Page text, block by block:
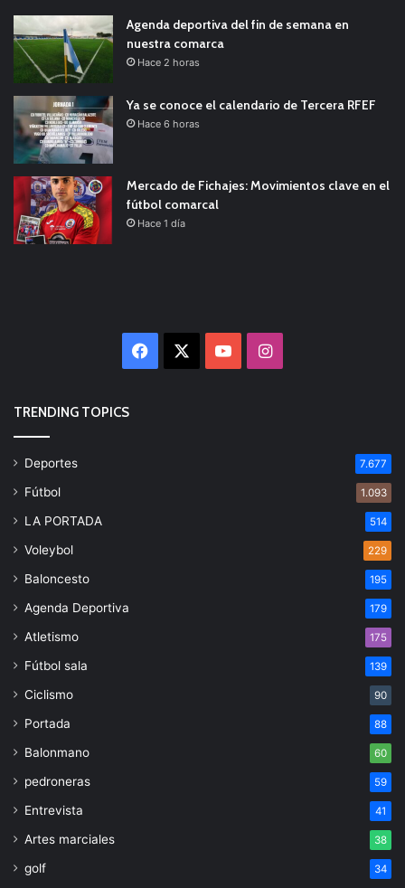
Agenda deportiva del fin de semana en
nuestra comarca
Hace 2 horas
Ya se conoce el calendario de Tercera RFEF
Hace 6 horas
Mercado de Fichajes: Movimientos clave en el
fútbol comarcal
Hace 1 día
Facebook YouTubeInstagram
TRENDING TOPICS
Deportes 7.677
Fútbol 1.093
LA PORTADA 514
Voleybol 229
Baloncesto 195
Agenda Deportiva 179
Atletismo 175
Fútbol sala 139
Ciclismo 90
Portada 88
Balonmano 60
pedroneras 59
Entrevista 41
Artes marciales 38
golf 34